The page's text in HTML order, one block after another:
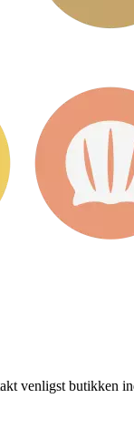
venligst butikken